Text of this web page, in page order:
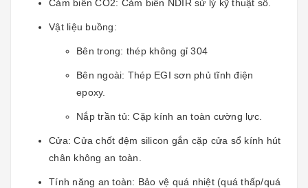
Cảm biến CO2: Cảm biến NDIR sử lý kỹ thuật số.
Vật liệu buồng:
Bên trong: thép không gỉ 304
Bên ngoài: Thép EGI sơn phủ tĩnh điện
epoxy.
Nắp trần tủ: Cặp kính an toàn cường lực.
Cửa: Cửa chốt đệm silicon gắn cặp cửa sổ kính hút
chân không an toàn.
Tính năng an toàn: Bảo vệ quá nhiệt (quá thấp/quá